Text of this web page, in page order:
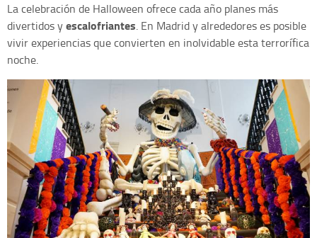
La celebración de Halloween ofrece cada año planes más
divertidos yescalofriantes. En Madrid y alrededores es posible
vivir experiencias que convierten en inolvidable esta terrorífica
noche.